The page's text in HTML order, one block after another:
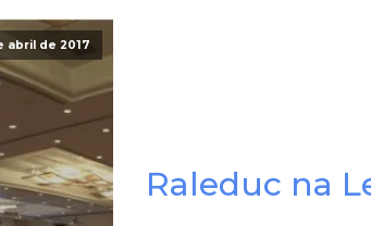
abril de 2017
Raleduc na